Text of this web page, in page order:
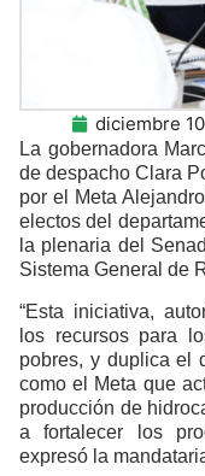
diciembre
La gobernadora
de despacho Clara
por el Meta
electos del
la plenaria del
Sistema General de
“Esta iniciativa,
los recursos para
pobres, y duplica el
como el Meta que
producción de
a fortalecer los
expresó la